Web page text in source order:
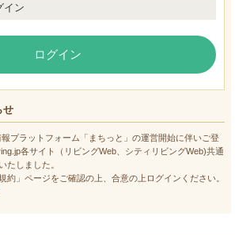
イン
ログイン
せ
プラットフォーム「まちっと」の運営開始に伴いご登
各サイト（リビングWeb、シティリビングWeb)共通
たしました。
約」ページをご確認の上、合意の上ログインください。